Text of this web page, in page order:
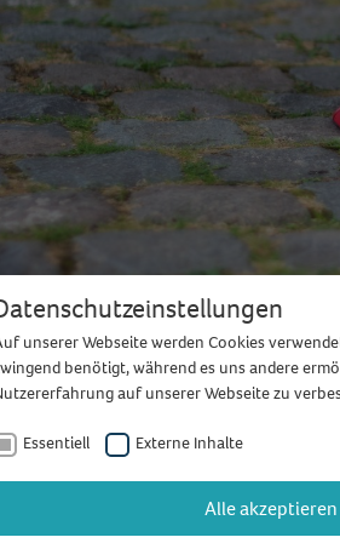
poltern:
Sarah eine Reihe verschiedener Kurse
bietet sie ein besonderes
unserer Webseite werden Cookies
benötigt, während es uns andere
auf unserer Webseite zu
Essentiell Externe Inhalte
Alle akzeptieren